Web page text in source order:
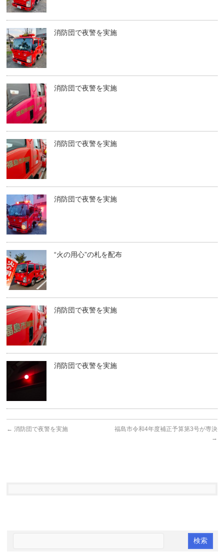
消防団で夜警を実施
消防団で夜警を実施
消防団で夜警を実施
消防団で夜警を実施
“火の用心”の札を配布
消防団で夜警を実施
消防団で夜警を実施
← 消防団で夜警を実施
福島市令和4年度補正予算第3号が専決
→